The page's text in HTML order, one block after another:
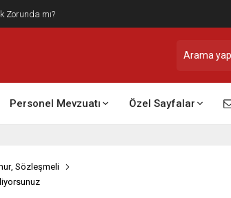
Zorunda mı?
Personel Mevzuatı Özel Sayfalar
, Sözleşmeli